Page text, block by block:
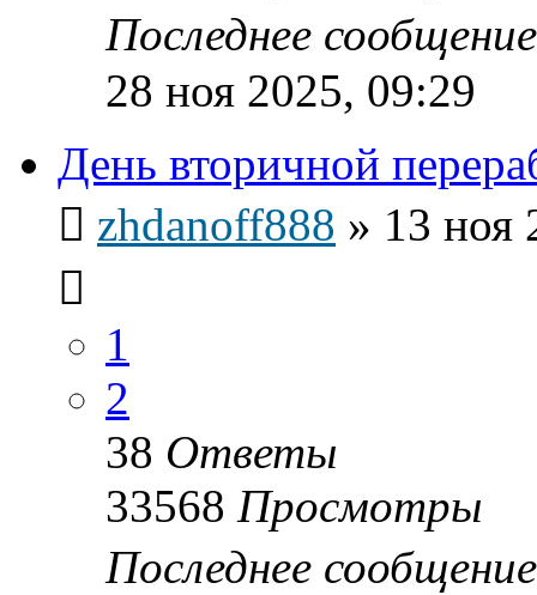
Последнее
28 ноя 2025, 09:29
День вторичной
zhdanoff888 » 13 ноя
1
2
38 Ответы
33568 Просмотры
Последнее